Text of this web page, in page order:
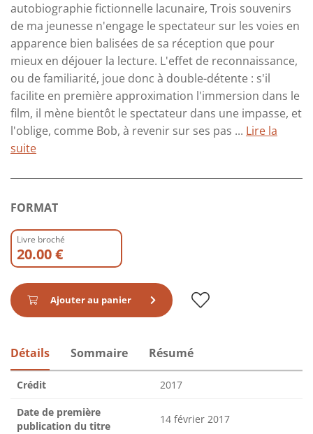
autobiographie fictionnelle lacunaire, Trois souvenirs
de ma jeunesse n'engage le spectateur sur les voies en
apparence bien balisées de sa réception que pour
mieux en déjouer la lecture. L'effet de reconnaissance,
ou de familiarité, joue donc à double-détente : s'il
facilite en première approximation l'immersion dans le
film, il mène bientôt le spectateur dans une impasse, et
l'oblige, comme Bob, à revenir sur ses pas ... Lire la
suite
FORMAT
Livre broché
20.00 €
Ajouter au panier
Détails Sommaire Résumé
Crédit 2017
Date de première
publication du titre
14 février 2017